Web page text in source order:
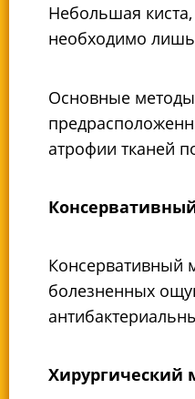
Небольшая
необходимо
Основные методы
атрофии тканей
Консервативный
болезненных
Хирургический